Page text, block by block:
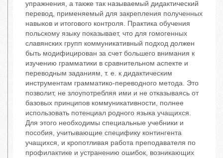
упражнения, а также так называемый дидактический
перевод, применяемый для закрепления полученных
навыков и итогового контроля. Практика обучения
польскому языку показывает, что для гомогенных
славянских групп коммуникативный подход должен
быть модифицирован за счет большего внимания к
изучению грамматики в сравнительном аспекте и
переводным заданиям, т. е. к дидактическим
инструментам грамматико-переводного метода. Это
позволит, не злоупотребляя ими и не отказываясь от
базовых принципов коммуникативности, полнее
использовать потенциал родного языка учащихся.
Для этого необходимы специальные учебники и
пособия, учитывающие специфику контингента
учащихся, и кропотливая работа преподавателя по
профилактике и устранению ошибок, возникающих